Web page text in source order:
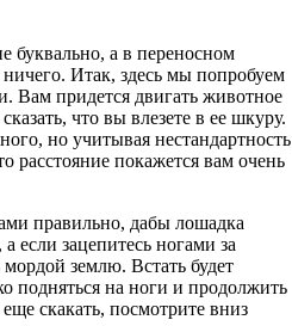
буквально, а в переносном
Итак, здесь мы попробуем
Вам придется двигать животное
что вы влезете в ее шкуру.
но учитывая нестандартность
расстояние покажется вам очень
правильно, дабы лошадка
если зацепитесь ногами за
землю. Встать будет
подняться на ноги и продолжить
скакать, посмотрите вниз